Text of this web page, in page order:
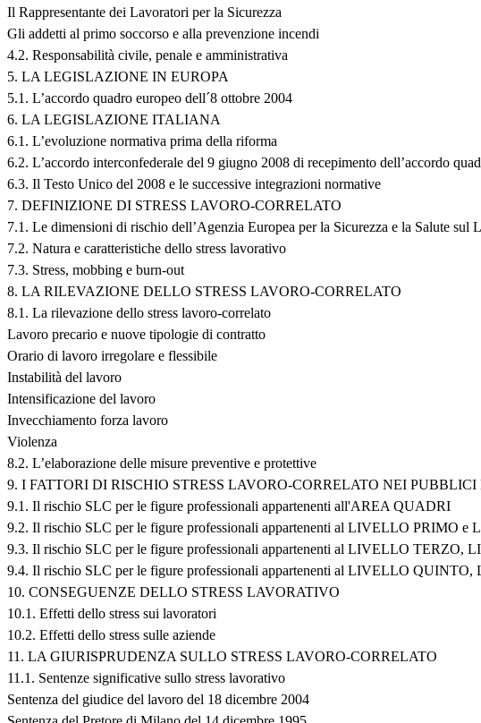
Il Rappresentante dei Lavoratori per la Sicurezza
Gli addetti al primo soccorso e alla prevenzione incendi
4.2. Responsabilità civile, penale e amministrativa
5. LA LEGISLAZIONE IN EUROPA
5.1. L’accordo quadro europeo dell´8 ottobre 2004
6. LA LEGISLAZIONE ITALIANA
6.1. L’evoluzione normativa prima della riforma
6.2. L’accordo interconfederale del 9 giugno 2008 di recepimento dell’accordo
6.3. Il Testo Unico del 2008 e le successive integrazioni normative
7. DEFINIZIONE DI STRESS LAVORO-CORRELATO
7.1. Le dimensioni di rischio dell’Agenzia Europea per la Sicurezza e la Salute sul
7.2. Natura e caratteristiche dello stress lavorativo
7.3. Stress, mobbing e burn-out
8. LA RILEVAZIONE DELLO STRESS LAVORO-CORRELATO
8.1. La rilevazione dello stress lavoro-correlato
Lavoro precario e nuove tipologie di contratto
Orario di lavoro irregolare e flessibile
Instabilità del lavoro
Intensificazione del lavoro
Invecchiamento forza lavoro
Violenza
8.2. L’elaborazione delle misure preventive e protettive
9. I FATTORI DI RISCHIO STRESS LAVORO-CORRELATO NEI PUBBLICI
9.1. Il rischio SLC per le figure professionali appartenenti all'AREA QUADRI
9.2. Il rischio SLC per le figure professionali appartenenti al LIVELLO PRIMO
9.3. Il rischio SLC per le figure professionali appartenenti al LIVELLO TERZO,
9.4. Il rischio SLC per le figure professionali appartenenti al LIVELLO
10. CONSEGUENZE DELLO STRESS LAVORATIVO
10.1. Effetti dello stress sui lavoratori
10.2. Effetti dello stress sulle aziende
11. LA GIURISPRUDENZA SULLO STRESS LAVORO-CORRELATO
11.1. Sentenze significative sullo stress lavorativo
Sentenza del giudice del lavoro del 18 dicembre 2004